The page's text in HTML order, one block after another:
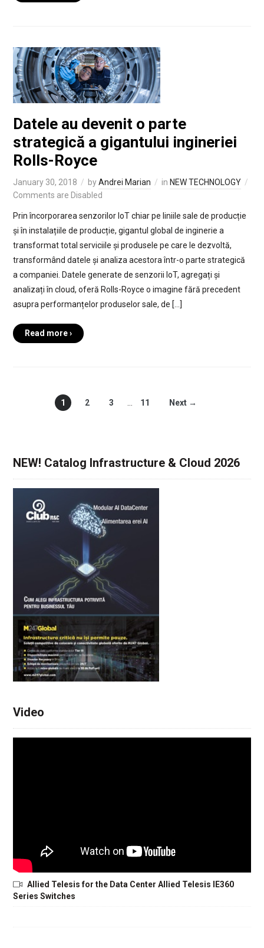
Datele au devenit o parte
strategică a gigantului ingineriei
Rolls-Royce
January 30, 2018 byAndrei Marian in NEW TECHNOLOGY
Comments are Disabled
Prin încorporarea senzorilor IoT chiar pe liniile sale de producție
și în instalațiile de producție, gigantul global de inginerie a
transformat total serviciile și produsele pe care le dezvoltă,
transformând datele și analiza acestora într-o parte strategică
a companiei. Datele generate de senzorii IoT, agregați și
analizați în cloud, oferă Rolls-Royce o imagine fără precedent
asupra performanțelor produselor sale, de […]
Read more ›
1 2 3 … 11 Next →
NEW! Catalog Infrastructure & Cloud 2026
Video
Allied Telesis for the Data Center Allied Telesis IE360
Series Switches